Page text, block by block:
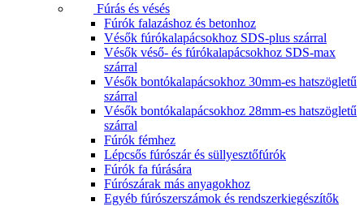
Fúrás és vésés
Fúrók falazáshoz és betonhoz
Vésők fúrókalapácsokhoz SDS-plus szárral
Vésők véső- és fúrókalapácsokhoz SDS-max
szárral
Vésők bontókalapácsokhoz 30mm-es hatszögletű
szárral
Vésők bontókalapácsokhoz 28mm-es hatszögletű
szárral
Fúrók fémhez
Lépcsős fúrószár és süllyesztőfúrók
Fúrók fa fúrására
Fúrószárak más anyagokhoz
Egyéb fúrószerszámok és rendszerkiegészítők